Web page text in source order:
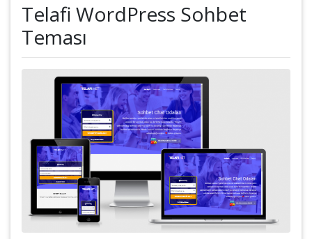
Telafi WordPress Sohbet
Teması